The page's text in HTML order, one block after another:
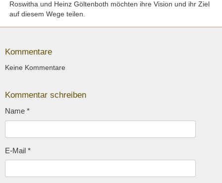
Roswitha und Heinz Göltenboth möchten ihre Vision und ihr Ziel
auf diesem Wege teilen.
Kommentare
Keine Kommentare
Kommentar schreiben
Name *
E-Mail *